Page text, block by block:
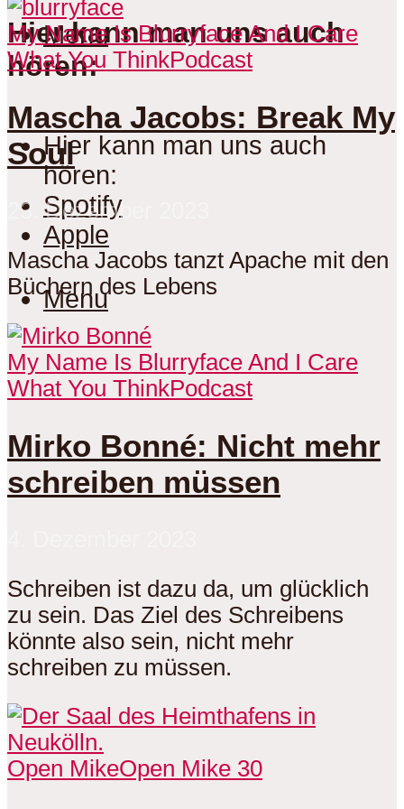
Menu
Hier kann man uns auch
hören:
Hier kann man uns auch
hören:
Spotify
Apple
Menu
My Name Is Blurryface And I Care
What You ThinkPodcast
Mascha Jacobs: Break My
Soul
23. Dezember 2023
Mascha Jacobs tanzt Apache mit den
Büchern des Lebens
My Name Is Blurryface And I Care
What You ThinkPodcast
Mirko Bonné: Nicht mehr
schreiben müssen
Schreiben ist dazu da, um glücklich
zu sein. Das Ziel des Schreibens
könnte also sein, nicht mehr
schreiben zu müssen.
Open MikeOpen Mike 30